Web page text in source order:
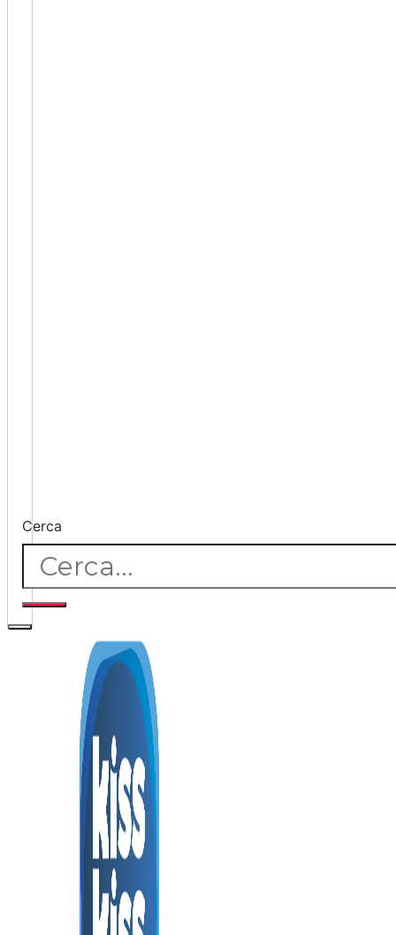
Cerca